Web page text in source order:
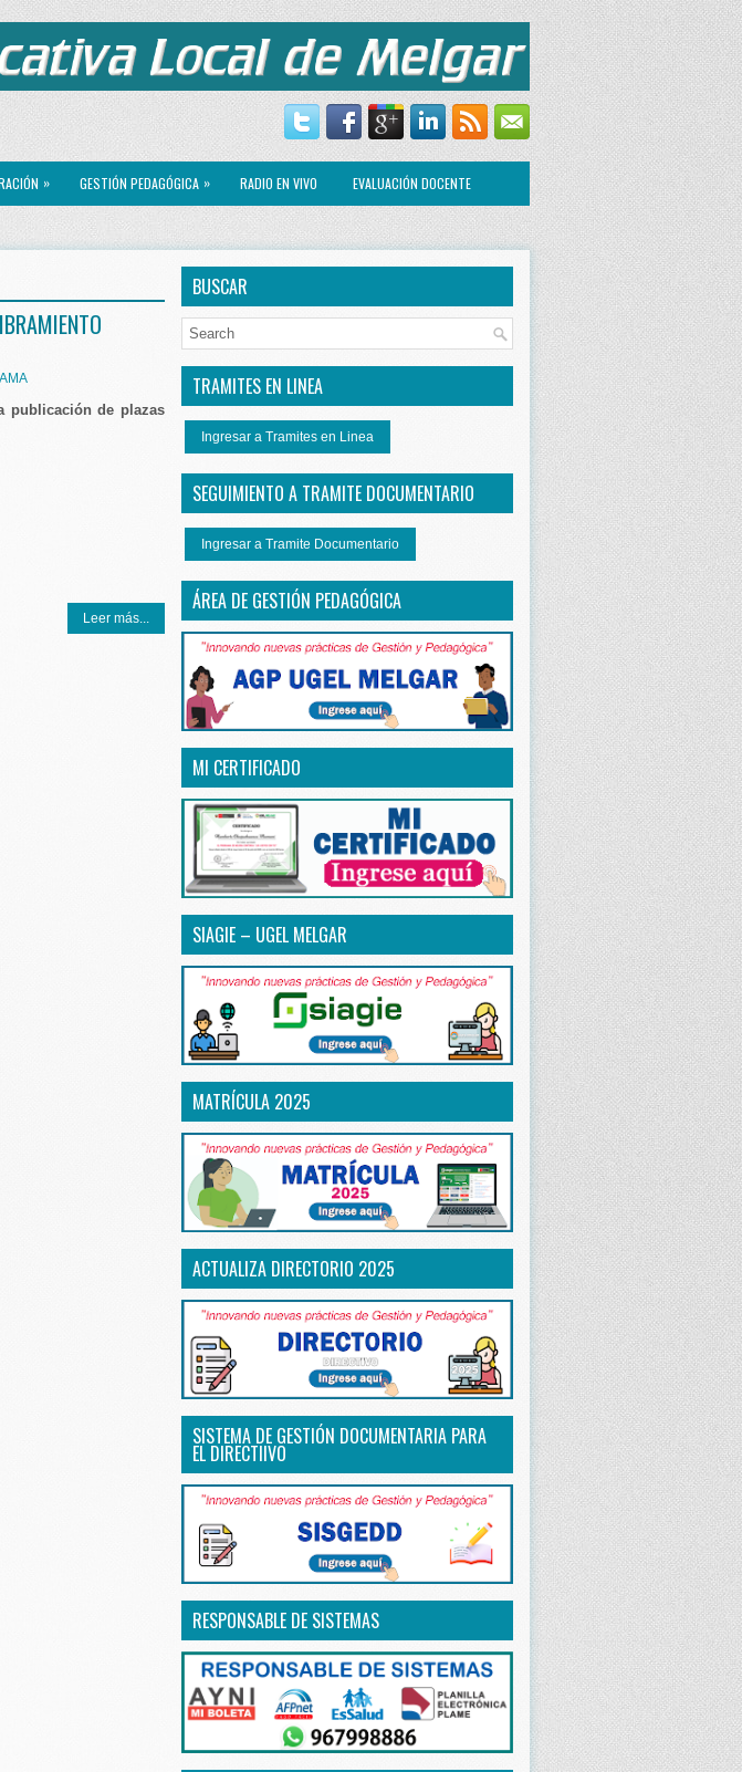
» GESTIÓN PEDAGÓGICA » RADIO EN VIVO EVALUACIÓN DOCENTE
publicación de plazas
Leer más...
BUSCAR
TRAMITES EN LINEA
Ingresar a Tramites en Linea
SEGUIMIENTO A TRAMITE DOCUMENTARIO
Ingresar a Tramite Documentario
ÁREA DE GESTIÓN PEDAGÓGICA
MI CERTIFICADO
SIAGIE – UGEL MELGAR
MATRÍCULA 2025
ACTUALIZA DIRECTORIO 2025
SISTEMA DE GESTIÓN DOCUMENTARIA PARA
EL DIRECTIIVO
RESPONSABLE DE SISTEMAS